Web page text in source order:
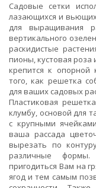
Садовые сетки
лазающихся и
для выращивания
вертикального
раскидистые
пионы, кустовая роза
крепится к опорной
того, как решетка
для ваших садовых
Пластиковая
клумбу, основой для
с крупными
ваша рассада
вырезать по
различные формы.
пригодиться Вам на
ягод и тем самым